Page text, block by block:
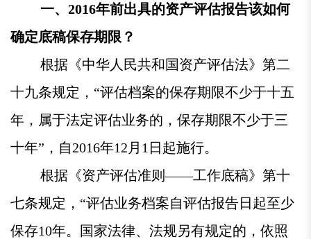
一、2016年前出具的资产评估报告该如何
确定底稿保存期限？
根据《中华人民共和国资产评估法》第二
十九条规定，“评估档案的保存期限不少于十五
年，属于法定评估业务的，保存期限不少于三
十年”，自2016年12月1日起施行。
根据《资产评估准则——工作底稿》第十
七条规定，“评估业务档案自评估报告日起至少
保存10年。国家法律、法规另有规定的，依照